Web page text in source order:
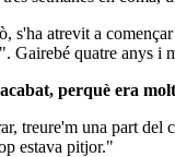
s'ha atrevit a
quatre anys
perquè era
treure'm una part
estava pitjor."